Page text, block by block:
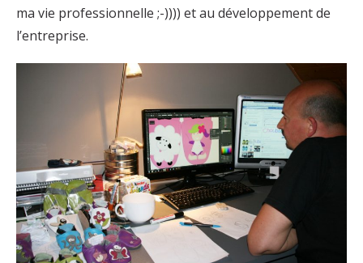
ma vie professionnelle ;-)))) et au développement de
l’entreprise.